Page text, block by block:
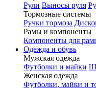
Рули Выносы руля
Тормозные системы
Ручки тормоза
Рамы и компоненты
Компоненты для
Одежда и обувь
Мужская одежда
Футболки и майки
Женская одежда
Футболки, майки и